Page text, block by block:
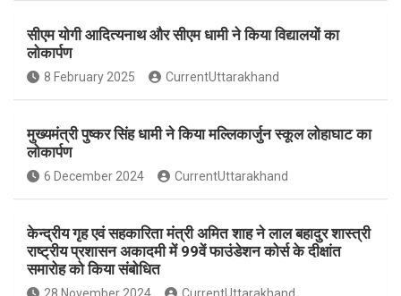
ce
b
o
o
k
s
A
p
p
ar
e
सीएम योगी आदित्यनाथ और सीएम धामी ने किया विद्यालयों का
लोकार्पण
8 February 2025 CurrentUttarakhand
मुख्यमंत्री पुष्कर सिंह धामी ने किया मल्लिकार्जुन स्कूल लोहाघाट का
लोकार्पण
6 December 2024 CurrentUttarakhand
केन्द्रीय गृह एवं सहकारिता मंत्री अमित शाह ने लाल बहादुर शास्त्री
राष्ट्रीय प्रशासन अकादमी में 99वें फाउंडेशन कोर्स के दीक्षांत
समारोह को किया संबोधित